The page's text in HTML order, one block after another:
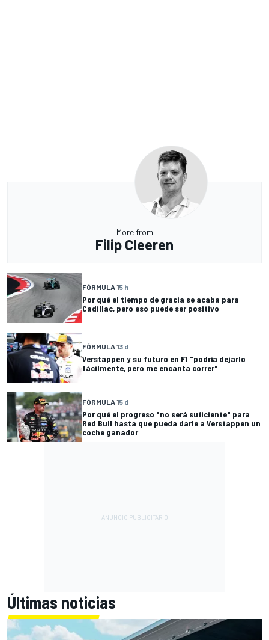
More from
Filip Cleeren
FÓRMULA 15 h
Por qué el tiempo de gracia se acaba para
Cadillac, pero eso puede ser positivo
FÓRMULA 13 d
Verstappen y su futuro en F1 "podría dejarlo
fácilmente, pero me encanta correr"
FÓRMULA 15 d
Por qué el progreso "no será suficiente" para
Red Bull hasta que pueda darle a Verstappen un
coche ganador
Últimas noticias